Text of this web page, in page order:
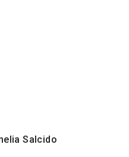
Salcido